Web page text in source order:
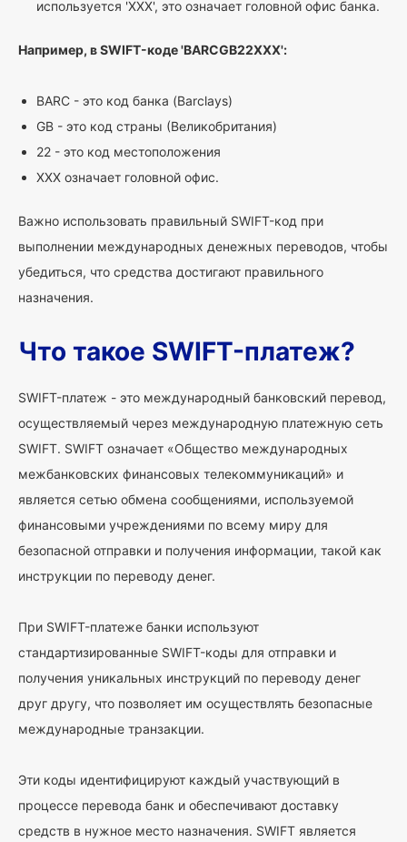
используется 'XXX', это означает головной офис банка.
Например, в SWIFT-коде 'BARCGB22XXX':
BARC - это код банка (Barclays)
GB - это код страны (Великобритания)
22 - это код местоположения
XXX означает головной офис.
Важно использовать правильный SWIFT-код при
выполнении международных денежных переводов, чтобы
убедиться, что средства достигают правильного
назначения.
Что такое SWIFT-платеж?
SWIFT-платеж - это международный банковский перевод,
осуществляемый через международную платежную сеть
SWIFT. SWIFT означает «Общество международных
межбанковских финансовых телекоммуникаций» и
является сетью обмена сообщениями, используемой
финансовыми учреждениями по всему миру для
безопасной отправки и получения информации, такой как
инструкции по переводу денег.
При SWIFT-платеже банки используют
стандартизированные SWIFT-коды для отправки и
получения уникальных инструкций по переводу денег
друг другу, что позволяет им осуществлять безопасные
международные транзакции.
Эти коды идентифицируют каждый участвующий в
процессе перевода банк и обеспечивают доставку
средств в нужное место назначения. SWIFT является